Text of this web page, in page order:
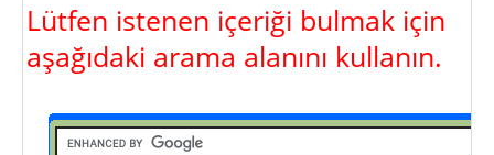
Lütfen istenen içeriği bulmak için
aşağıdaki arama alanını kullanın.